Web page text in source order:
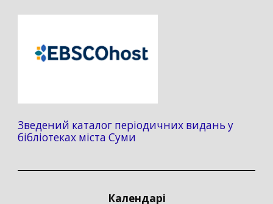
Зведений каталог періодичних видань у
бібліотеках міста Суми
Календарі